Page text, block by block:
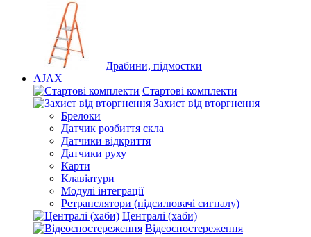
Драбини, підмостки
AJAX
Стартові комплекти
Захист від вторгнення
Брелоки
Датчик розбиття скла
Датчики відкриття
Датчики руху
Карти
Клавіатури
Модулі інтеграції
Ретранслятори (підсилювачі сигналу)
Централі (хаби)
Відеоспостереження